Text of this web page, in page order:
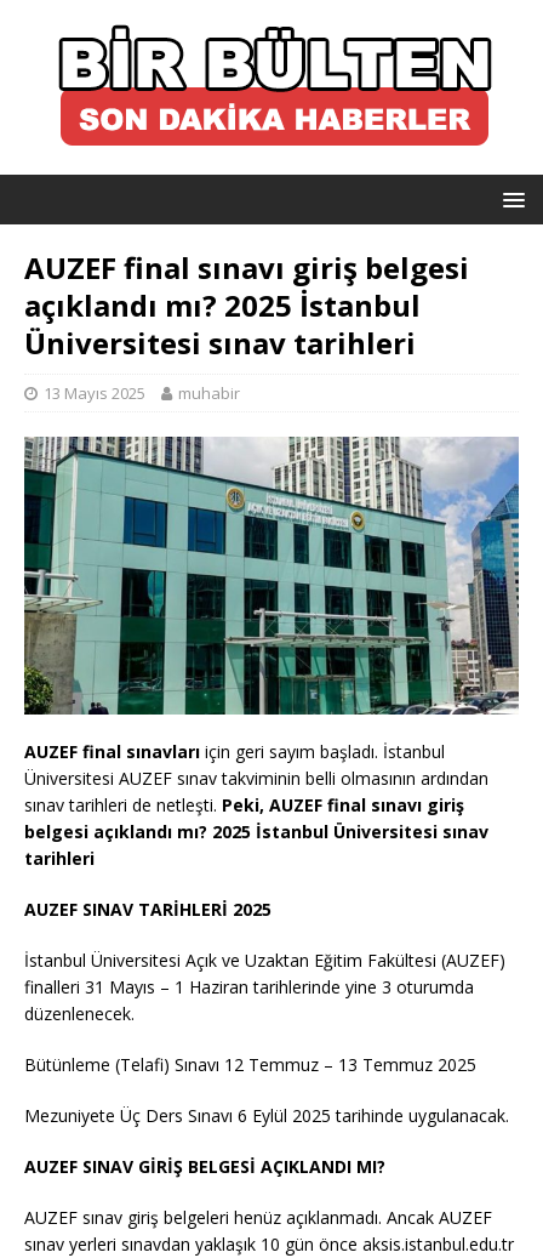
AUZEF final sınavı giriş belgesi
açıklandı mı? 2025 İstanbul
Üniversitesi sınav tarihleri
13 Mayıs 2025 muhabir
AUZEF final sınavları için geri sayım başladı. İstanbul
Üniversitesi AUZEF sınav takviminin belli olmasının ardından
sınav tarihleri de netleşti. Peki, AUZEF final sınavı giriş
belgesi açıklandı mı? 2025 İstanbul Üniversitesi sınav
tarihleri
AUZEF SINAV TARİHLERİ 2025
İstanbul Üniversitesi Açık ve Uzaktan Eğitim Fakültesi (AUZEF)
finalleri 31 Mayıs – 1 Haziran tarihlerinde yine 3 oturumda
düzenlenecek.
Bütünleme (Telafi) Sınavı 12 Temmuz – 13 Temmuz 2025
Mezuniyete Üç Ders Sınavı 6 Eylül 2025 tarihinde uygulanacak.
AUZEF SINAV GİRİŞ BELGESİ AÇIKLANDI MI?
AUZEF sınav giriş belgeleri henüz açıklanmadı. Ancak AUZEF
sınav yerleri sınavdan yaklaşık 10 gün önce aksis.istanbul.edu.tr